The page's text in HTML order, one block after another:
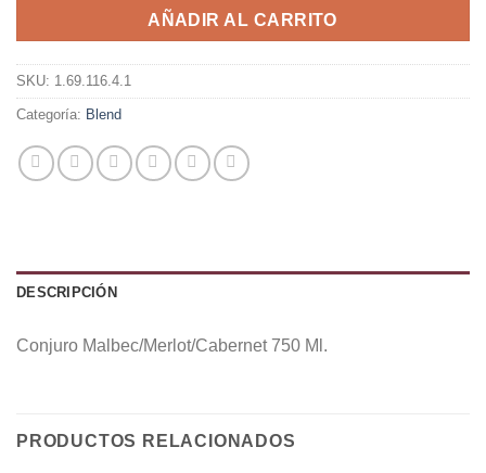
AÑADIR AL CARRITO
SKU: 1.69.116.4.1
Categoría: Blend
DESCRIPCIÓN
Conjuro Malbec/Merlot/Cabernet 750 Ml.
PRODUCTOS RELACIONADOS